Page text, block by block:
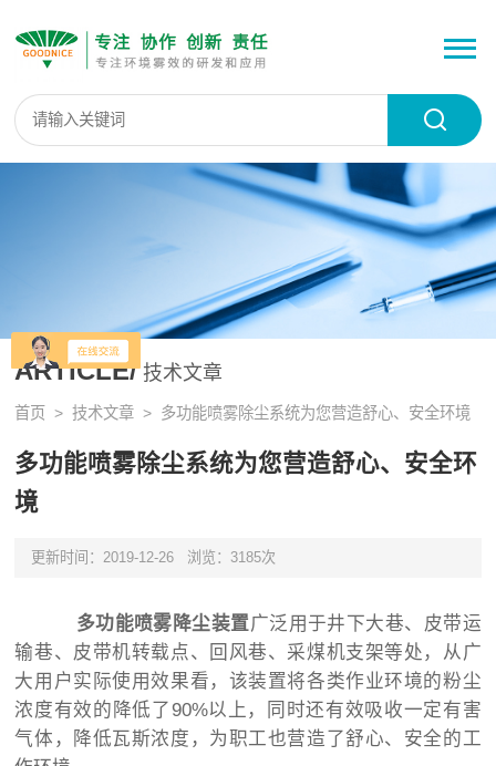
ARTICLE/技术文章
首页 >技术文章 > 多功能喷雾除尘系统为您营造舒心、安全环境
多功能喷雾除尘系统为您营造舒心、安全环
境
更新时间：2019-12-26 浏览：3185次
多功能喷雾降尘装置广泛用于井下大巷、皮带运
输巷、皮带机转载点、回风巷、采煤机支架等处，从广
大用户实际使用效果看，该装置将各类作业环境的粉尘
浓度有效的降低了90%以上，同时还有效吸收一定有害
气体，降低瓦斯浓度，为职工也营造了舒心、安全的工